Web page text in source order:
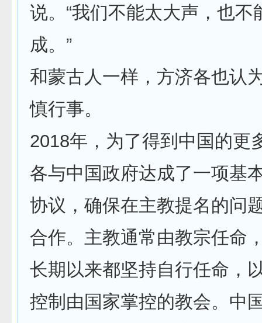
说。“我们不能太大声，也不
成。”
和蒙古人一样，方济各也认
慎行事。
2018年，为了得到中国的更
各与中国政府达成了一项基
协议，确保在主教提名的问
合作。主教通常由教宗任命
长期以来都坚持自行任命，
控制由国家掌控的教会。中